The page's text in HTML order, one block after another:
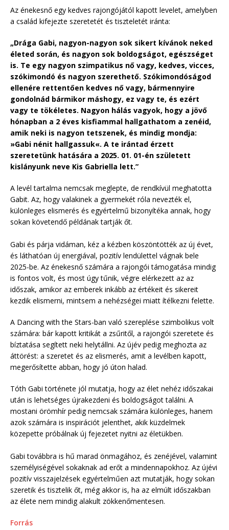
Az énekesnő egy kedves rajongójától kapott levelet, amelyben
a család kifejezte szeretetét és tiszteletét iránta:
„Drága Gabi, nagyon-nagyon sok sikert kívánok neked
életed során, és nagyon sok boldogságot, egészséget
is. Te egy nagyon szimpatikus nő vagy, kedves, vicces,
szókimondó és nagyon szerethető. Szókimondóságod
ellenére rettentően kedves nő vagy, bármennyire
gondolnád bármikor máshogy, ez vagy te, és ezért
vagy te tökéletes. Nagyon hálás vagyok, hogy a jövő
hónapban a 2 éves kisfiammal hallgathatom a zenéid,
amik neki is nagyon tetszenek, és mindig mondja:
»Gabi nénit hallgassuk«. A te irántad érzett
szeretetünk hatására a 2025. 01. 01-én született
kislányunk neve Kis Gabriella lett.”
A levél tartalma nemcsak meglepte, de rendkívül meghatotta
Gabit. Az, hogy valakinek a gyermekét róla nevezték el,
különleges elismerés és egyértelmű bizonyítéka annak, hogy
sokan követendő példának tartják őt.
Gabi és párja vidáman, kéz a kézben köszöntötték az új évet,
és láthatóan új energiával, pozitív lendülettel vágnak bele
2025-be. Az énekesnő számára a rajongói támogatása mindig
is fontos volt, és most úgy tűnik, végre elérkezett az az
időszak, amikor az emberek inkább az értékeit és sikereit
kezdik elismerni, mintsem a nehézségei miatt ítélkezni felette.
A Dancing with the Stars-ban való szereplése szimbolikus volt
számára: bár kapott kritikát a zsűritől, a rajongói szeretete és
bíztatása segített neki helytállni. Az újév pedig meghozta az
áttörést: a szeretet és az elismerés, amit a levélben kapott,
megerősítette abban, hogy jó úton halad.
Tóth Gabi története jól mutatja, hogy az élet nehéz időszakai
után is lehetséges újrakezdeni és boldogságot találni. A
mostani örömhír pedig nemcsak számára különleges, hanem
azok számára is inspirációt jelenthet, akik küzdelmek
közepette próbálnak új fejezetet nyitni az életükben.
Gabi továbbra is hű marad önmagához, és zenéjével, valamint
személyiségével sokaknak ad erőt a mindennapokhoz. Az újévi
pozitív visszajelzések egyértelműen azt mutatják, hogy sokan
szeretik és tisztelik őt, még akkor is, ha az elmúlt időszakban
az élete nem mindig alakult zökkenőmentesen.
Forrás